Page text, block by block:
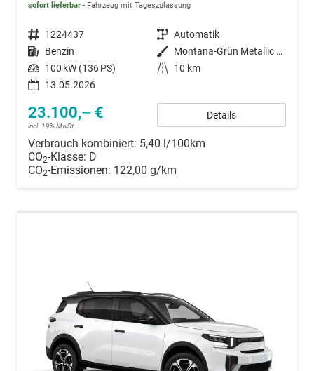
sofort lieferbar Fahrzeug mit Tageszulassung
Fahrzeugnummer 1224437 Getriebe Automatik
Kraftstoff Benzin Außenfarbe
Montana-Grün Metallic / Dachfarb
Leistung 100 kW (136 PS) Kilometerstand
10 km
13.05.2026
23.100,– €
incl. 19% MwSt.
Details
Verbrauch kombiniert: 5,40 l/100km
CO2-Klasse: D
CO2-Emissionen: 122,00 g/km